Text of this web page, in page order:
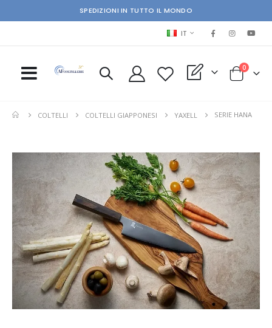
SPEDIZIONI IN TUTTO IL MONDO
LINGUA
IT
My Quote Cart
0elementi
COLTELLI COLTELLI GIAPPONESI YAXELL SERIE HANA